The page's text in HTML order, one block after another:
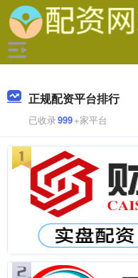
正规配资平台排行
已收录999+家平台